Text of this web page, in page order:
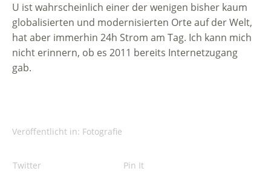
U ist wahrscheinlich einer der wenigen bisher kaum
globalisierten und modernisierten Orte auf der Welt,
hat aber immerhin 24h Strom am Tag. Ich kann mich
nicht erinnern, ob es 2011 bereits Internetzugang
gab.
Veröffentlicht in: Fotografie
Twitter Pin It